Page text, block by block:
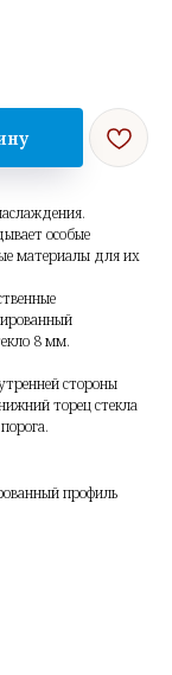
особые
материалы для их
8 мм.
стороны
торец стекла
профиль